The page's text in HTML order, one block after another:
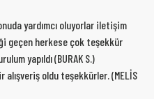
yardımcı oluyorlar iletişim
geçen herkese çok teşekkür
yapıldı (BURAK S.)
oldu teşekkürler. (MELİS